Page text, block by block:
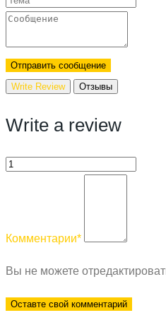
Отправить сообщение
Write Review
Отзывы
Write a review
Комментарии*
Вы не можете